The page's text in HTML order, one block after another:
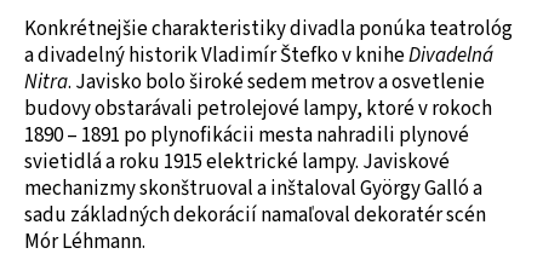
Konkrétnejšie charakteristiky divadla ponúka teatrológ
a divadelný historik Vladimír Štefko v kniheDivadelná
Nitra. Javisko bolo široké sedem metrov a osvetlenie
budovy obstarávali petrolejové lampy, ktoré v rokoch
1890 – 1891 po plynofikácii mesta nahradili plynové
svietidlá a roku 1915 elektrické lampy. Javiskové
mechanizmy skonštruoval a inštaloval György Galló a
sadu základných dekorácií namaľoval dekoratér scén
Mór Léhmann.